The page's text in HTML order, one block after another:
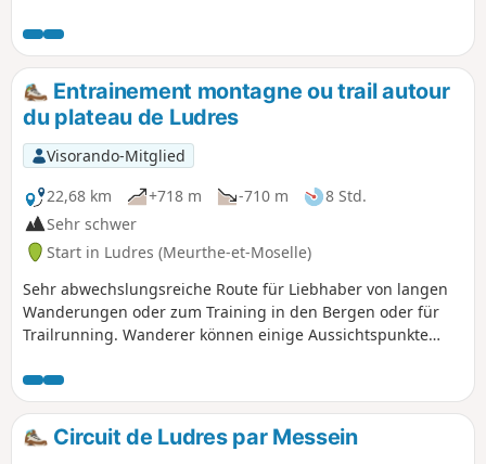
Entrainement montagne ou trail autour
du plateau de Ludres
Visorando-Mitglied
22,68 km
+718 m -710 m
8 Std.
Sehr schwer
Start in Ludres (Meurthe-et-Moselle)
Sehr abwechslungsreiche Route für Liebhaber von langen
Wanderungen oder zum Training in den Bergen oder für
Trailrunning. Wanderer können einige Aussichtspunkte
zwischen flachen Abschnitten und steilen Hängen. Die
Route ist so konzipiert, dass sie für diese Region ein relativ
hohes Verhältnis von positivem Höhenunterschied zu Länge
aufweist. Bei Bedarf sind zahlreiche Abkürzungen
Circuit de Ludres par Messein